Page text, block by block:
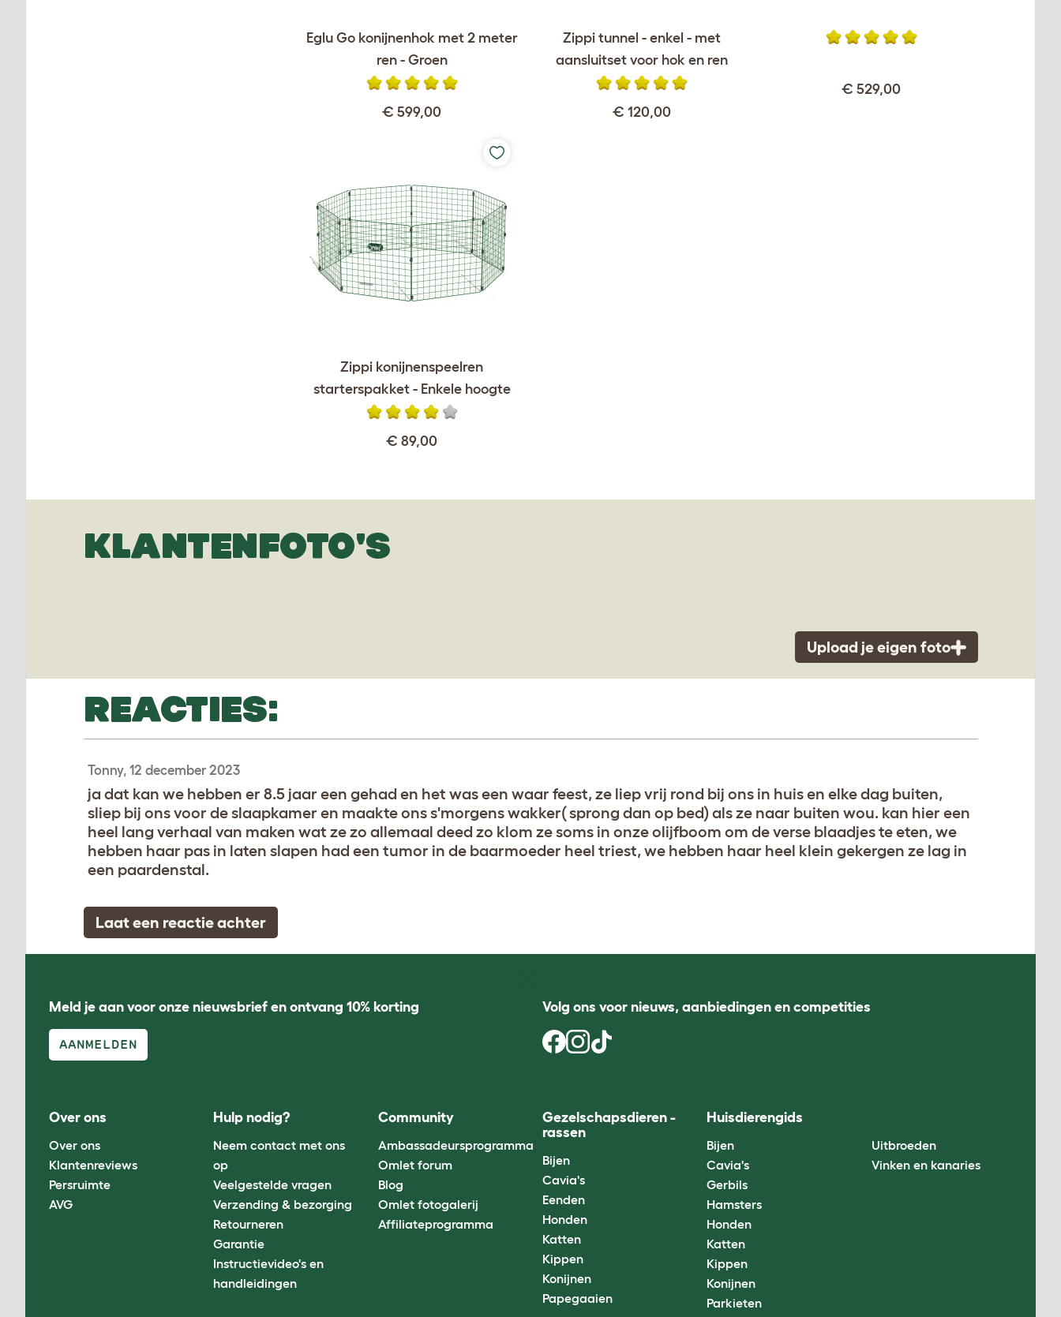
Eglu Go konijnenhok met 2 meter
ren - Groen
€ 599,00
Zippi tunnel - enkel - met
aansluitset voor hok en ren
€ 120,00
€ 529,00
Zippi konijnenspeelren
starterspakket - Enkele hoogte
€ 89,00
KLANTENFOTO'S
Upload je eigen foto
REACTIES:
Tonny, 12 december 2023
ja dat kan we hebben er 8.5 jaar een gehad en het was een waar feest, ze liep vrij rond bij ons in huis en elke dag buiten,
sliep bij ons voor de slaapkamer en maakte ons s'morgens wakker( sprong dan op bed) als ze naar buiten wou. kan hier een
heel lang verhaal van maken wat ze zo allemaal deed zo klom ze soms in onze olijfboom om de verse blaadjes te eten, we
hebben haar pas in laten slapen had een tumor in de baarmoeder heel triest, we hebben haar heel klein gekergen ze lag in
een paardenstal.
Laat een reactie achter
Meld je aan voor onze nieuwsbrief en ontvang 10% korting
AANMELDEN
Volg ons voor nieuws, aanbiedingen en competities
Over ons
Over ons
Klantenreviews
Persruimte
AVG
Hulp nodig?
Neem contact met ons
op
Veelgestelde vragen
Verzending & bezorging
Retourneren
Garantie
Instructievideo's en
handleidingen
Community
Ambassadeursprogramma
Omlet forum
Blog
Omlet fotogalerij
Affiliateprogramma
Gezelschapsdieren -
rassen
Bijen
Cavia's
Eenden
Honden
Katten
Kippen
Konijnen
Papegaaien
Huisdierengids
Bijen
Cavia's
Gerbils
Hamsters
Honden
Katten
Kippen
Konijnen
Parkieten
Uitbroeden
Vinken en kanaries